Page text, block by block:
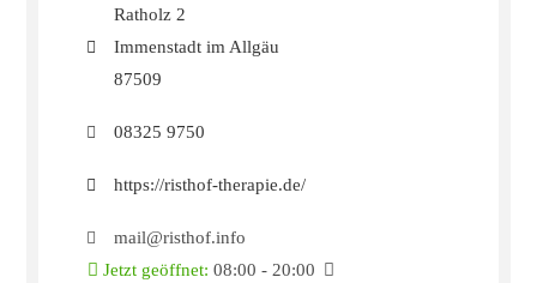
Ratholz 2
Immenstadt im Allgäu
87509
08325 9750
https://risthof-therapie.de/
mail@risthof.info
Jetzt geöffnet: 08:00 - 20:00